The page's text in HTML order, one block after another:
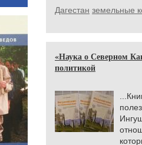
Дагестан земельные
«Наука о Северном
политикой